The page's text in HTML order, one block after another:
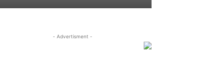
- Advertisment -